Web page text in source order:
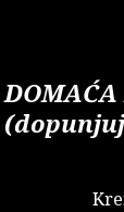
DOMAĆA